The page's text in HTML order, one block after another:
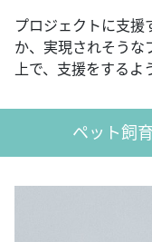
プロジェクトに支援
か、実現されそうな
上で、支援をするよ
ペット飼